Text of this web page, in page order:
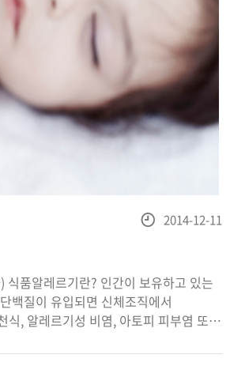
백질이 유입되면 신체조직에서
식, 알레르기성 비염, 아토피 피부염 또는
있으므로 분자량이 큰 단
등
2014-12-11